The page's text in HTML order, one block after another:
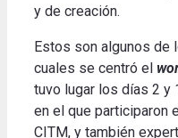
y de creación.
Estos son algunos de
cuales se centró el
tuvo lugar los días 2 y
en el que participaron
CITM, y también